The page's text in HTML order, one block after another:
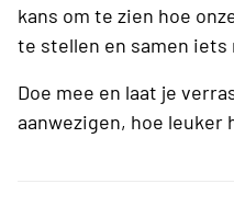
kans om te zien hoe
te stellen en samen
Doe mee en laat je
aanwezigen, hoe leuker